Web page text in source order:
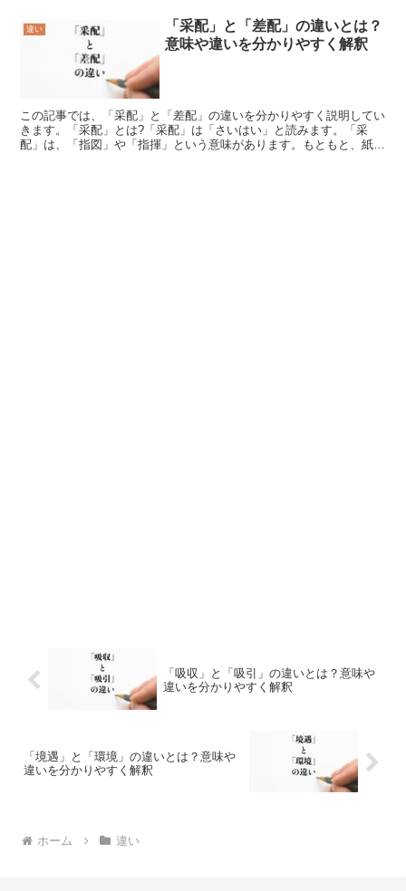
違い
「采配」と「差配」の違いとは？
意味や違いを分かりやすく解釈
この記事では、「采配」と「差配」の違いを分かりやすく説明してい
きます。「采配」とは?「采配」は「さいはい」と読みます。「采
配」は、「指図」や「指揮」という意味があります。もともと、紙の
「吸収」と「吸引」の違いとは？意味や
違いを分かりやすく解釈
「境遇」と「環境」の違いとは？意味や
違いを分かりやすく解釈
ホーム 違い